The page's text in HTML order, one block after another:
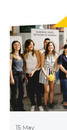
15 May